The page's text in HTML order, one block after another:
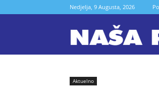
Nedjelja, 9 Augusta, 2026
Aktuelno